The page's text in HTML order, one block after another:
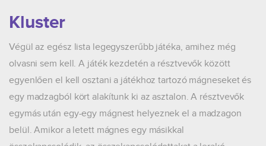
Kluster
Végül az egész lista legegyszerűbb játéka, amihez még
olvasni sem kell. A játék kezdetén a résztvevők között
egyenlően el kell osztani a játékhoz tartozó mágneseket és
egy madzagból kört alakítunk ki az asztalon. A résztvevők
egymás után egy-egy mágnest helyeznek el a madzagon
belül. Amikor a letett mágnes egy másikkal